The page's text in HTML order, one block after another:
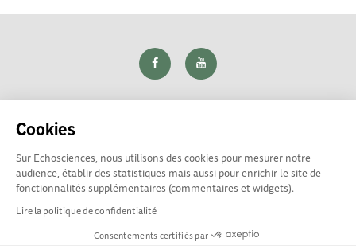
Cookies
Sur Echosciences, nous utilisons des cookies pour mesurer notre
audience, établir des statistiques mais aussi pour enrichir le site de
fonctionnalités supplémentaires (commentaires et widgets).
Lire la politique de confidentialité
Consentements certifiés par
Explorer, s’exprimer, rentrer en contact : Echosciences Loire
est le réseau social des amateurs de sciences et de
technologies du territoire. Propulsé parLa Rotonde
Mentions légales|Politique de confidentialité